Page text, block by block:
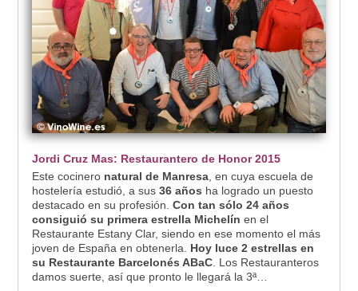
Jordi Cruz Mas: Restaurantero de Honor 2015
Este cocinero natural de Manresa, en cuya escuela de
hostelería estudió, a sus36 años ha logrado un puesto
destacado en su profesión. Con tan sólo 24 años
consiguió su primera estrella Michelín en el
Restaurante Estany Clar, siendo en ese momento el más
joven de España en obtenerla. Hoy luce 2 estrellas en
su Restaurante Barcelonés ABaC. Los Restauranteros
damos suerte, así que pronto le llegará la 3ª…